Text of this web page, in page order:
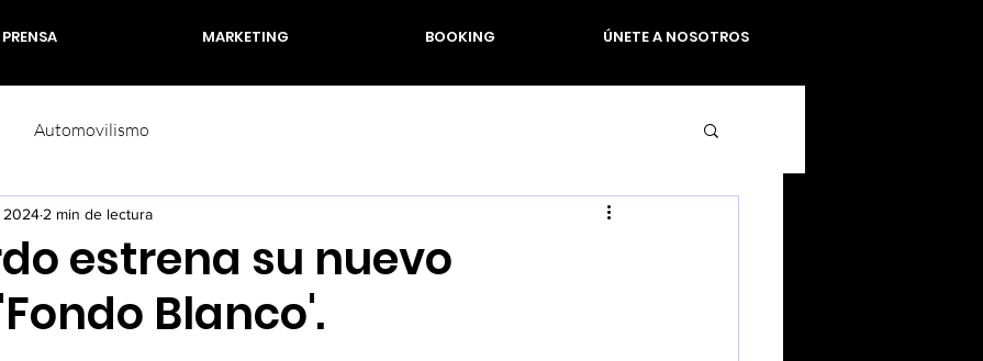
PRENSA MARKETING BOOKING ÚNETE A NOSOTROS
Automovilismo
estrena su nuevo
Blanco'.
2024 2 min de lectura